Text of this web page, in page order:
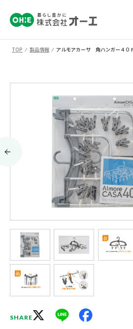
TOP ⁄ 製品情報 ⁄ アルモアカーサ 角ハンガー４
SHARE Line